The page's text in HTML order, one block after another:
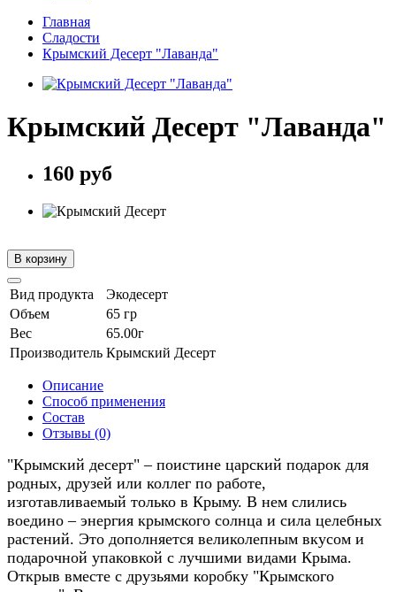
Главная
Сладости
Крымский Десерт "Лаванда"
Крымский Десерт "Лаванда"
160 руб
В корзину
Вид продукта
Экодесерт
Объем
65 гр
Вес
65.00г
Производитель Крымский Десерт
Описание
Способ применения
Состав
Отзывы (0)
"Крымский десерт" – поистине царский подарок для
родных, друзей или коллег по работе,
изготавливаемый только в Крыму. В нем слились
воедино – энергия крымского солнца и сила целебных
растений. Это дополняется великолепным вкусом и
подарочной упаковкой с лучшими видами Крыма.
Открыв вместе с друзьями коробку "Крымского